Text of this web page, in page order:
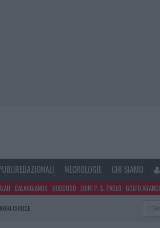
NECROLOGIE CHI SIAMO
CALANGIANUS BUDDUSÒ LOIRI P. S. PAOLO GOLFO ARANCI
CHIUDE